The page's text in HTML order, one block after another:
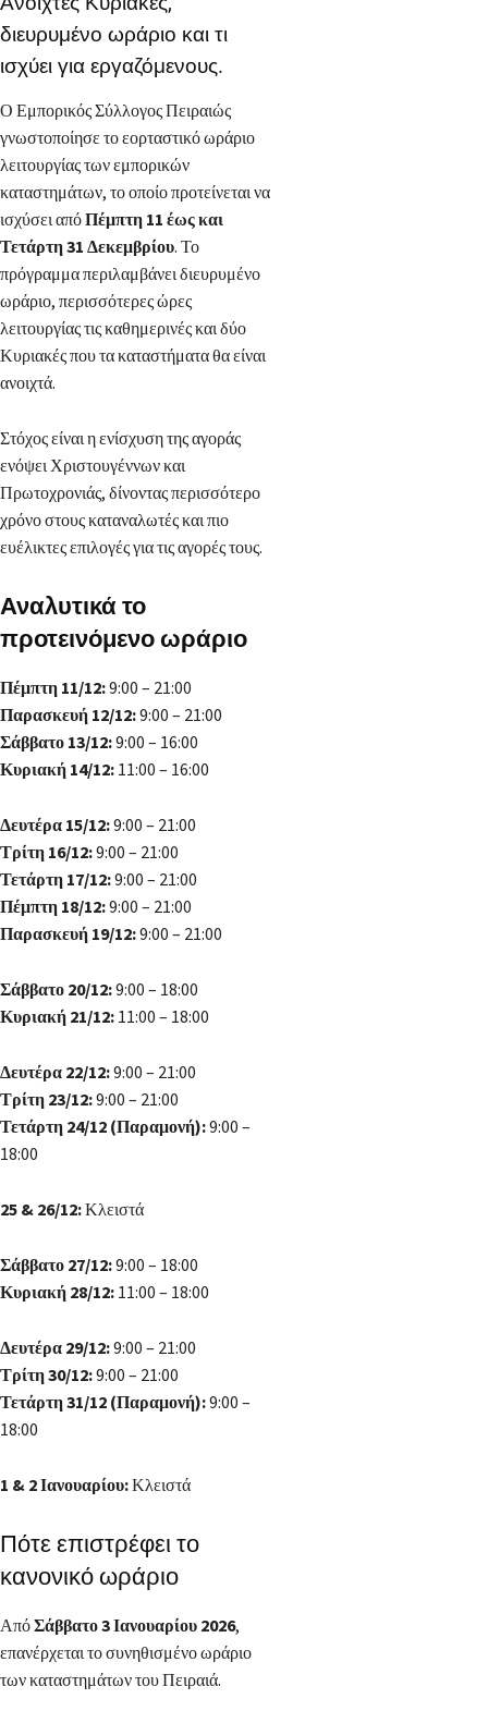
διευρυμένο ωράριο και τι
ισχύει για εργαζόμενους.
Ο Εμπορικός Σύλλογος Πειραιώς
γνωστοποίησε το εορταστικό ωράριο
λειτουργίας των εμπορικών
καταστημάτων, το οποίο προτείνεται να
ισχύσει απόΠέμπτη 11 έως και
Τετάρτη 31 Δεκεμβρίου. Το
πρόγραμμα περιλαμβάνει διευρυμένο
ωράριο, περισσότερες ώρες
λειτουργίας τις καθημερινές και δύο
Κυριακές που τα καταστήματα θα είναι
ανοιχτά.
Στόχος είναι η ενίσχυση της αγοράς
ενόψει Χριστουγέννων και
Πρωτοχρονιάς, δίνοντας περισσότερο
χρόνο στους καταναλωτές και πιο
ευέλικτες επιλογές για τις αγορές τους.
Αναλυτικά το
προτεινόμενο ωράριο
Πέμπτη 11/12:9:00 – 21:00
Παρασκευή 12/12:9:00 – 21:00
Σάββατο 13/12:9:00 – 16:00
Κυριακή 14/12: 11:00 – 16:00
Δευτέρα 15/12:9:00 – 21:00
Τρίτη 16/12:9:00 – 21:00
Τετάρτη 17/12:9:00 – 21:00
Πέμπτη 18/12:9:00 – 21:00
Παρασκευή 19/12:9:00 – 21:00
Σάββατο 20/12:9:00 – 18:00
Κυριακή 21/12: 11:00 – 18:00
Δευτέρα 22/12:9:00 – 21:00
Τρίτη 23/12:9:00 – 21:00
Τετάρτη 24/12 (Παραμονή):9:00 –
18:00
25 & 26/12:Κλειστά
Σάββατο 27/12:9:00 – 18:00
Κυριακή 28/12: 11:00 – 18:00
Δευτέρα 29/12:9:00 – 21:00
Τρίτη 30/12:9:00 – 21:00
Τετάρτη 31/12 (Παραμονή):9:00 –
18:00
1 & 2 Ιανουαρίου:Κλειστά
Πότε επιστρέφει το
κανονικό ωράριο
ΑπόΣάββατο 3 Ιανουαρίου 2026,
επανέρχεται το συνηθισμένο ωράριο
των καταστημάτων του Πειραιά.